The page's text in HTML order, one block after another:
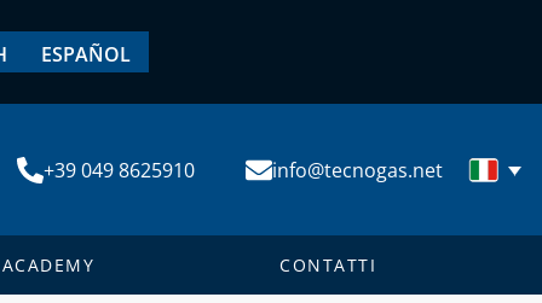
ESPAÑOL
+39 049 8625910 info@tecnogas.net
ACADEMY CONTATTI